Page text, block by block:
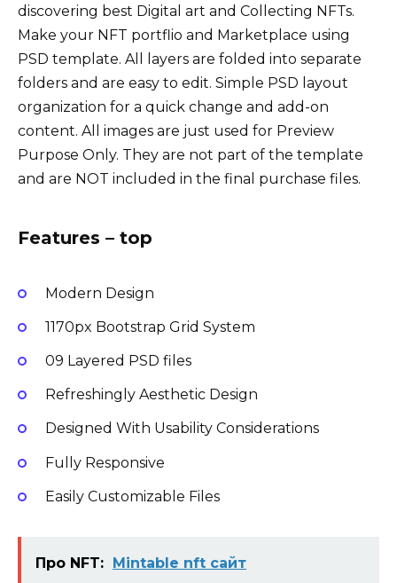
discovering best Digital art and Collecting NFTs.
Make your NFT portflio and Marketplace using
PSD template. All layers are folded into separate
folders and are easy to edit. Simple PSD layout
organization for a quick change and add-on
content. All images are just used for Preview
Purpose Only. They are not part of the template
and are NOT included in the final purchase files.
Features – top
Modern Design
1170px Bootstrap Grid System
09 Layered PSD files
Refreshingly Aesthetic Design
Designed With Usability Considerations
Fully Responsive
Easily Customizable Files
Про NFT: Mintable nft сайт